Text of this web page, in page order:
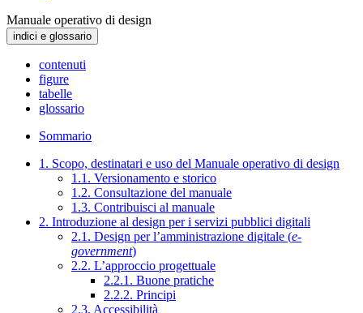
Manuale operativo di design
indici e glossario
contenuti
figure
tabelle
glossario
Sommario
1. Scopo, destinatari e uso del Manuale operativo di design
1.1. Versionamento e storico
1.2. Consultazione del manuale
1.3. Contribuisci al manuale
2. Introduzione al design per i servizi pubblici digitali
2.1. Design per l’amministrazione digitale (e-
government)
2.2. L’approccio progettuale
2.2.1. Buone pratiche
2.2.2. Principi
2.3. Accessibilità